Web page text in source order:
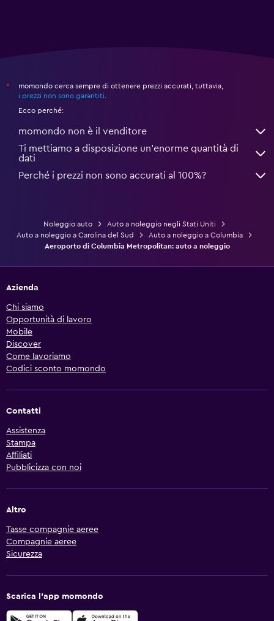
*
momondo cerca sempre di ottenere prezzi accurati, tuttavia,
i prezzi non sono garantiti.
Ecco perché:
momondo non è il venditore
Ti mettiamo a disposizione un’enorme quantità di
dati
Perché i prezzi non sono accurati al 100%?
Noleggio auto
Auto a noleggio negli Stati Uniti
Auto a noleggio a Carolina del Sud
Auto a noleggio a Columbia
Aeroporto di Columbia Metropolitan: auto a noleggio
Azienda
Chi siamo
Opportunità di lavoro
Mobile
Discover
Come lavoriamo
Codici sconto momondo
Contatti
Assistenza
Stampa
Affiliati
Pubblicizza con noi
Altro
Tasse compagnie aeree
Compagnie aeree
Sicurezza
Scarica l'app momondo